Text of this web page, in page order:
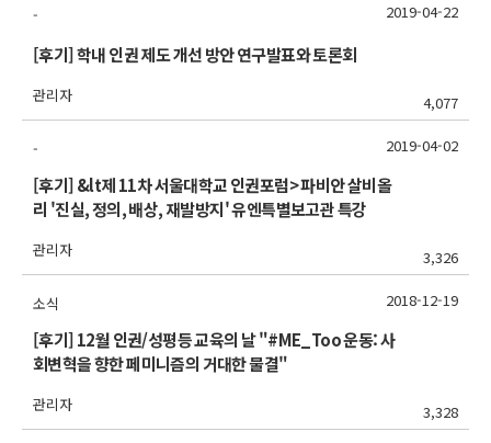
-
[후기] 학내 인권 제도 개선 방안 연구발표와 토론회
관리자 4,077
2019-04-22
-
[후기] &lt제 11차 서울대학교 인권포럼> 파비안 살비올
리 '진실, 정의, 배상, 재발방지' 유엔특별보고관 특강
관리자 3,326
2019-04-02
소식
[후기] 12월 인권/성평등 교육의 날 "#ME_Too 운동: 사
회변혁을 향한 페미니즘의 거대한 물결"
관리자 3,328
2018-12-19